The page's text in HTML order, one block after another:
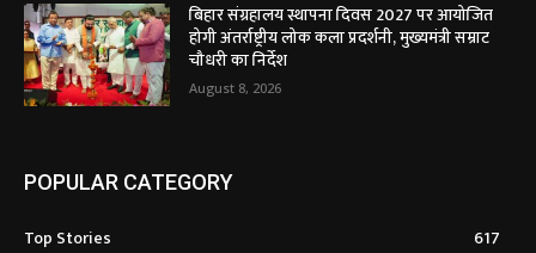
बिहार संग्रहालय स्थापना दिवस 2027 पर आयोजित
होगी अंतर्राष्ट्रीय लोक कला प्रदर्शनी, मुख्यमंत्री सम्राट
चौधरी का निर्देश
August 8, 2026
POPULAR CATEGORY
Top Stories
617